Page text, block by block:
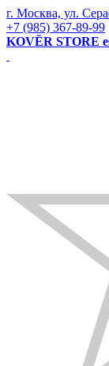
г. Москва, ул.
+7 (985) 367-89-99
KOVЁR STORE